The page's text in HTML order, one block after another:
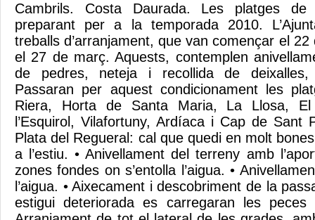
Cambrils. Costa Daurada. Les platges de
preparant per a la temporada 2010.
treballs d’arranjament, que van començar el
el 27 de març. Aquests, contemplen
de pedres, neteja i recollida de
Passaran per aquest condicionament les
Riera, Horta de Santa Maria, La Llosa,
l’Esquirol, Vilafortuny, Ardíaca i Cap de Sant
Plata del Regueral: cal que quedi en molt
a l’estiu. • Anivellament del terreny amb
zones fondes on s’entolla l’aigua. •
l’aigua. • Aixecament i descobriment de la
estigui deteriorada es carregaran les